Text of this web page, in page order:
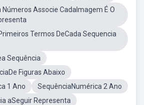
Números Associe CadaImagem É O
Termos DeCada Sequencia
Sequência
Figuras Abaixo
1 Ano
SequênciaNumérica 2 Ano
aSeguir Representa